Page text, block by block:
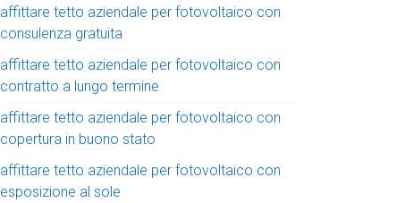
affittare tetto aziendale per fotovoltaico con
consulenza gratuita
affittare tetto aziendale per fotovoltaico con
contratto a lungo termine
affittare tetto aziendale per fotovoltaico con
copertura in buono stato
affittare tetto aziendale per fotovoltaico con
esposizione al sole